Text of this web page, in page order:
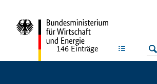
LISTE
146 Einträge